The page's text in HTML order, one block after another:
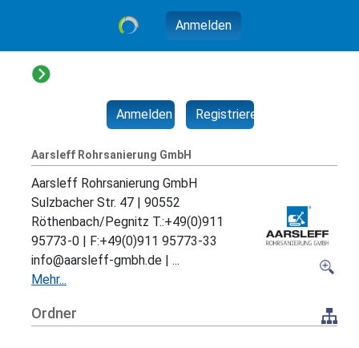
Anmelden
Anmelden Registrieren
Aarsleff Rohrsanierung GmbH
Aarsleff Rohrsanierung GmbH
Sulzbacher Str. 47 | 90552
Röthenbach/Pegnitz T.:+49(0)911
95773-0 | F:+49(0)911 95773-33
info@aarsleff-gmbh.de | ...
Mehr...
Ordner